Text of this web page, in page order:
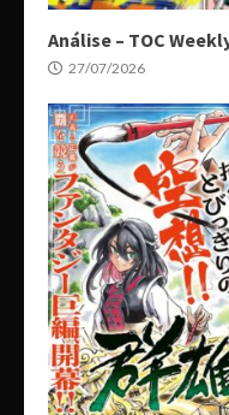
Análise – TOC
27/07/2026